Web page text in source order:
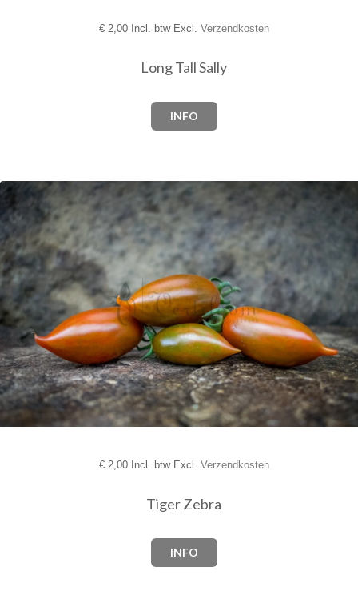
€2,00 Incl. btw Excl. Verzendkosten
Long Tall Sally
INFO
€2,00 Incl. btw Excl. Verzendkosten
Tiger Zebra
INFO